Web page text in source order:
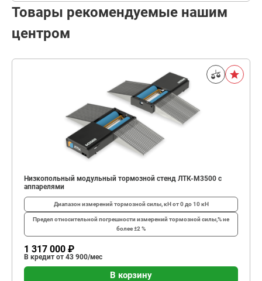
Товары рекомендуемые нашим
центром
Низкопольный модульный тормозной стенд ЛТК-М3500 с
аппарелями
Диапазон измерений тормозной силы, кНот 0 до 10 кН
Предел относительной погрешности измерений тормозной силы,%не
более ±2 %
1 317 000 ₽
В кредит от 43 900/мес
В корзину